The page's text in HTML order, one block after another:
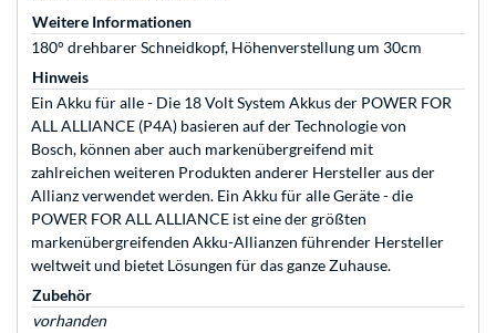
Weitere Informationen
180° drehbarer Schneidkopf, Höhenverstellung um 30cm
Hinweis
Ein Akku für alle - Die 18 Volt System Akkus der POWER FOR
ALL ALLIANCE (P4A) basieren auf der Technologie von
Bosch, können aber auch markenübergreifend mit
zahlreichen weiteren Produkten anderer Hersteller aus der
Allianz verwendet werden. Ein Akku für alle Geräte - die
POWER FOR ALL ALLIANCE ist eine der größten
markenübergreifenden Akku-Allianzen führender Hersteller
weltweit und bietet Lösungen für das ganze Zuhause.
Zubehör
vorhanden